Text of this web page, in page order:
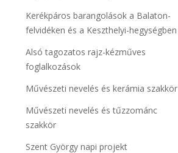
Kerékpáros barangolások a Balaton-
felvidéken és a Keszthelyi-hegységben
Alsó tagozatos rajz-kézműves
foglalkozások
Művészeti nevelés és kerámia szakkör
Művészeti nevelés és tűzzománc
szakkör
Szent György napi projekt